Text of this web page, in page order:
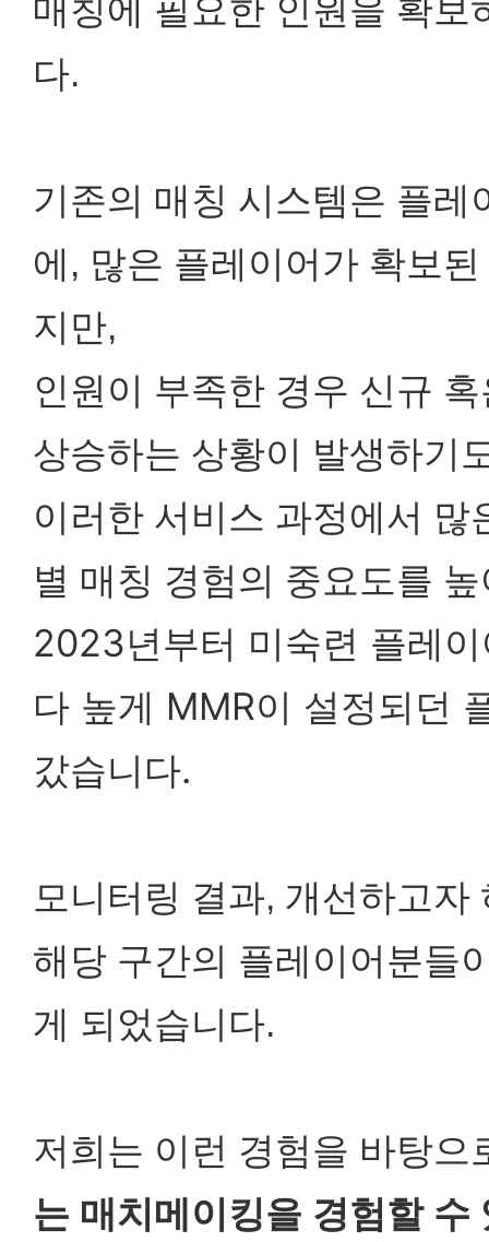
매칭에 필요한 인원을 확
다.
기존의 매칭 시스템은 플
에, 많은 플레이어가 확보
지만,
인원이 부족한 경우 신규
상승하는 상황이 발생하기
이러한 서비스 과정에서
별 매칭 경험의 중요도를
2023년부터 미숙련 플레
다 높게 MMR이 설정되던
갔습니다.
모니터링 결과, 개선하고
해당 구간의 플레이어분들
게 되었습니다.
저희는 이런 경험을 바탕으
는 매치메이킹을 경험할 수